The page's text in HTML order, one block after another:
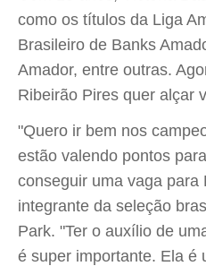
como os títulos da Liga
Brasileiro de Banks
Amador, entre outras.
Ribeirão Pires quer alçar
"Quero ir bem nos
estão valendo pontos
conseguir uma vaga para
integrante da seleção
Park. "Ter o auxílio de
é super importante. Ela é